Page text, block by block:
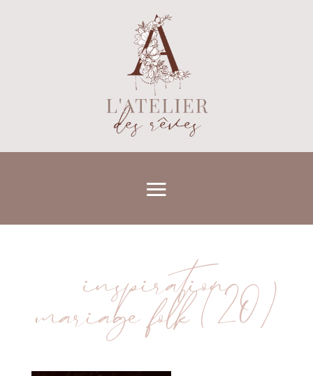
inspiration
mariage folk (20)